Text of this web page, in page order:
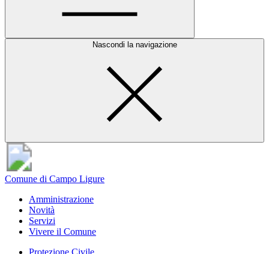
Nascondi la navigazione
Comune di Campo Ligure
Amministrazione
Novità
Servizi
Vivere il Comune
Protezione Civile